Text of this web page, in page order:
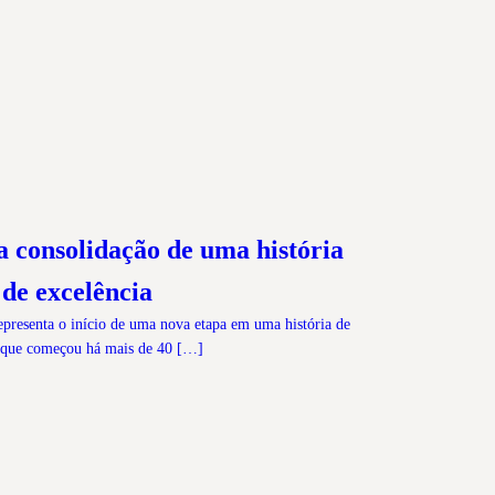
consolidação de uma história
de excelência
o início de uma nova etapa em uma história de
que começou há mais de 40 […]